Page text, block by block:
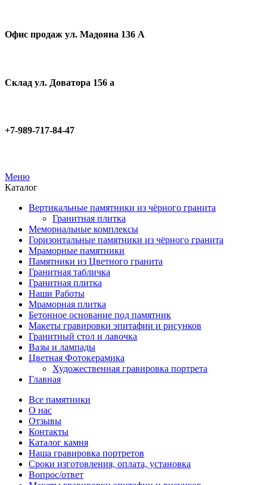
Офис продаж ул. Мадояна 136 А
Склад ул. Доватора 156 а
+7-989-717-84-47
Меню
Каталог
Вертикальные памятники из чёрного гранита
Гранитная плитка
Мемориальные комплексы
Горизонтальные памятники из чёрного гранита
Мраморные памятники
Памятники из Цветного гранита
Гранитная табличка
Гранитная плитка
Наши Работы
Мраморная плитка
Бетонное основание под памятник
Макеты гравировки эпитафии и рисунков
Гранитный стол и лавочка
Вазы и лампады
Цветная Фотокерамика
Художественная гравировка портрета
Главная
Все памятники
О нас
Отзывы
Контакты
Каталог камня
Наша гравировка портретов
Сроки изготовления, оплата, установка
Вопрос/ответ